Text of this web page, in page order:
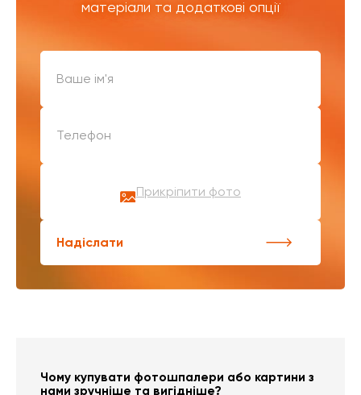
матеріали та додаткові опції
Прикріпити фото
Надіслати
Чому купувати фотошпалери або картини з
нами зручніше та вигідніше?